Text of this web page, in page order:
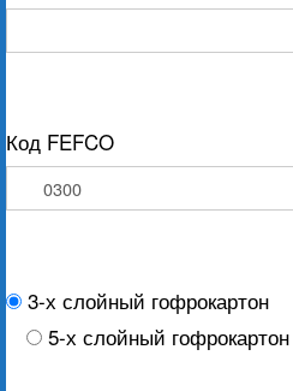
Код FEFCO
3-х слойный гофрокартон
5-х слойный гофрокартон